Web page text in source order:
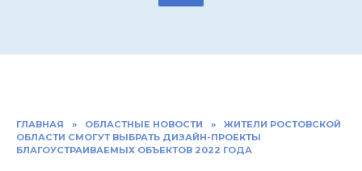
ГЛАВНАЯ » ОБЛАСТНЫЕ НОВОСТИ »
ЖИТЕЛИ РОСТОВСКОЙ
ОБЛАСТИ СМОГУТ ВЫБРАТЬ ДИЗАЙН-ПРОЕКТЫ
БЛАГОУСТРАИВАЕМЫХ ОБЪЕКТОВ 2022 ГОДА